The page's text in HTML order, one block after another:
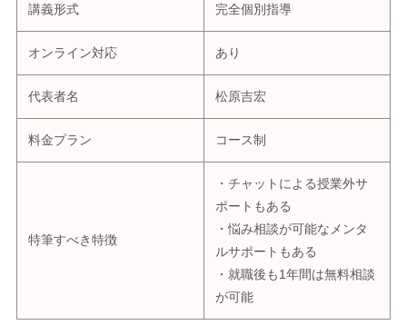
講義形式 完全個別指導
オンライン対応 あり
代表者名 松原吉宏
料金プラン コース制
特筆すべき特徴
・チャットによる授業外サ
ポートもある
・悩み相談が可能なメンタ
ルサポートもある
・就職後も1年間は無料相談
が可能